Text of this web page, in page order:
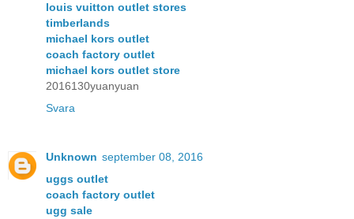
louis vuitton outlet stores
timberlands
michael kors outlet
coach factory outlet
michael kors outlet store
2016130yuanyuan
Svara
Unknown september 08, 2016
uggs outlet
coach factory outlet
ugg sale